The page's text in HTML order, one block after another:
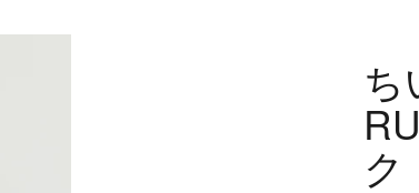
ち
ク